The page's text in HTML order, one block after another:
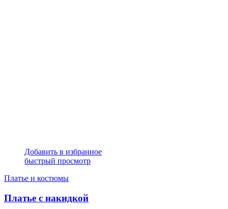
Добавить в избранное
быстрый просмотр
Платье и костюмы
Платье с накидкой